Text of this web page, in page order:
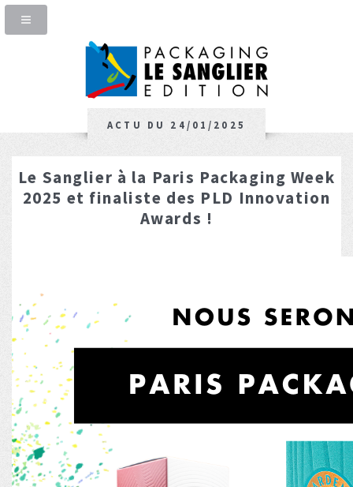
ACTU DU 24/01/2025
Le Sanglier à la Paris Packaging Week
2025 et finaliste des PLD Innovation
Awards !